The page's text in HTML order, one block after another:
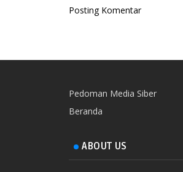
Posting Komentar
Pedoman Media Siber
Beranda
ABOUT US